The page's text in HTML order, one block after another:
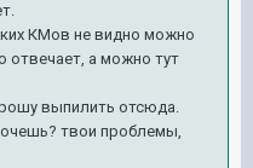
КМов не видно можно
отвечает, а можно тут
выпилить отсюда.
твои проблемы,